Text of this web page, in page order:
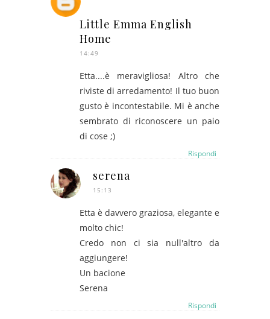
Little Emma English
Home
14:49
Etta....è meravigliosa! Altro che
riviste di arredamento! Il tuo buon
gusto è incontestabile. Mi è anche
sembrato di riconoscere un paio
di cose ;)
Rispondi
serena
15:13
Etta è davvero graziosa, elegante e
molto chic!
Credo non ci sia null'altro da
aggiungere!
Un bacione
Serena
Rispondi